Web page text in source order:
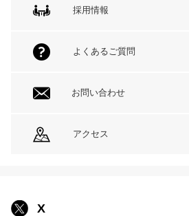
採用情報
よくあるご質問
お問い合わせ
アクセス
X